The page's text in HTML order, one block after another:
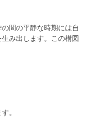
間の平静な時期には自
み出します。この構図
。